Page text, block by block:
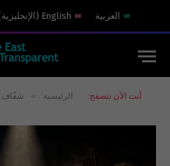
العربية English
( الإنجليزية
أنت الآن تتصفح: الرئيسية » شفّاف